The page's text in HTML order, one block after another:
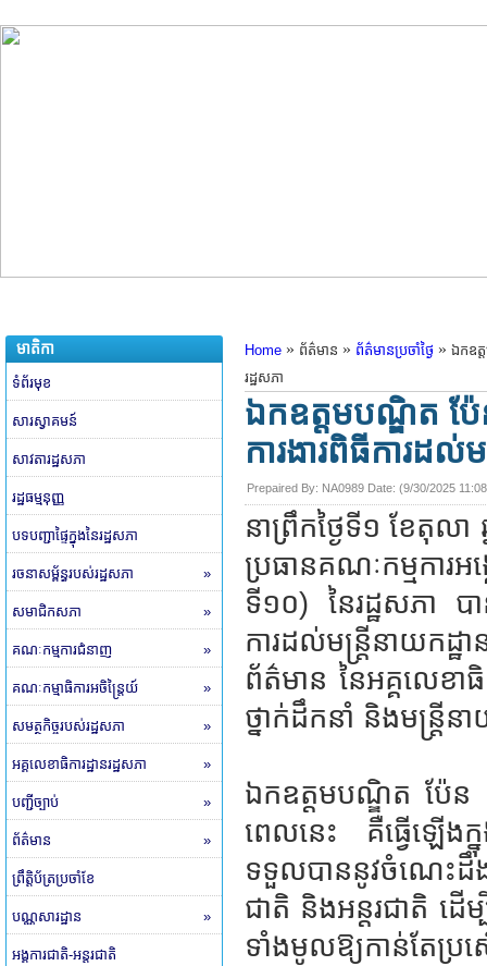
មាតិកា
ទំព័រមុខ
សារស្វាគមន៍
សាវតារដ្ឋសភា
រដ្ឋធម្មនុញ្ញ
បទបញ្ជាផ្ទៃក្នុងនៃរដ្ឋសភា
រចនាសម្ព័ន្ធរបស់រដ្ឋសភា »
សមាជិកសភា »
គណៈកម្មការជំនាញ »
គណៈកម្មាធិការអចិន្ត្រៃយ៍ »
សមត្ថកិច្ចរបស់រដ្ឋសភា »
អគ្គលេខាធិការដ្ឋានរដ្ឋសភា »
បញ្ជីច្បាប់ »
ព័ត៌មាន »
ព្រឹត្តិប័ត្រប្រចាំខែ
បណ្ណសារដ្ឋាន »
អង្គការជាតិ-អន្តរជាតិ
Home » ព័ត៌មាន » ព័ត៌មានប្រចាំថ្ងៃ » ឯកឧត្
រដ្ឋសភា
ឯកឧត្តមបណ្ឌិត ប៉
ការងារពិធីការដល់ម
Prepaired By: NA0989 ​ Date: (9/30/2025
នាព្រឹកថ្ងៃទី១ ខែតុល
ប្រធានគណៈកម្មកា
ទី១០) នៃរដ្ឋសភា ប
ការដល់មន្រ្តីនាយកដ្ឋ
ព័ត៌មាន នៃអគ្គលេខា
ថ្នាក់ដឹកនាំ និងមន្រ្តី
ឯកឧត្តមបណ្ឌិត ប៉ែន
ពេលនេះ គឺធ្វើឡើង
ទទួលបាននូវចំណេះដឹ
ជាតិ និងអន្តរជាតិ ដើ
ទាំងមូលឱ្យកាន់តែប្